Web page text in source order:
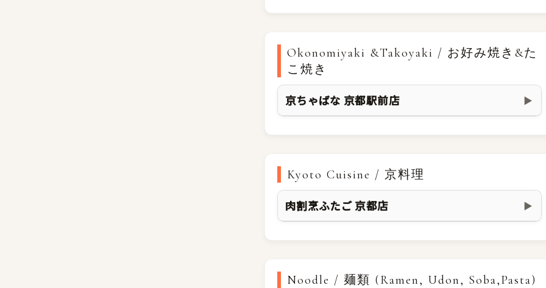
Okonomiyaki &Takoyaki / お好み焼き&た
こ焼き
京ちゃばな 京都駅前店 ▶
Kyoto Cuisine / 京料理
肉割烹ふたご 京都店 ▶
Noodle / 麺類 (Ramen, Udon, Soba,Pasta)